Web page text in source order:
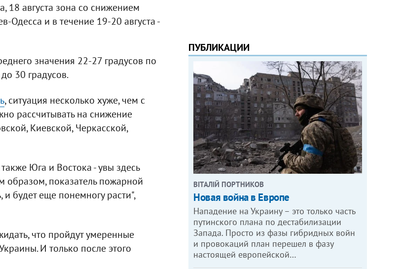
18 августа зона со снижением
Одесса и в течение 19-20 августа -
значения 22-27 градусов по
30 градусов.
, ситуация несколько хуже, чем с
рассчитывать на снижение
Киевской, Черкасской,
Юга и Востока - увы здесь
образом, показатель пожарной
и будет еще понемногу расти",
что пройдут умеренные
И только после этого
ПУБЛИКАЦИИ
ВІТАЛІЙ ПОРТНИКОВ
Новая война в Европе
Нападение на Украину – это только часть
путинского плана по дестабилизации
Запада. Просто из фазы гибридных войн
и провокаций план перешел в фазу
настоящей европейской…